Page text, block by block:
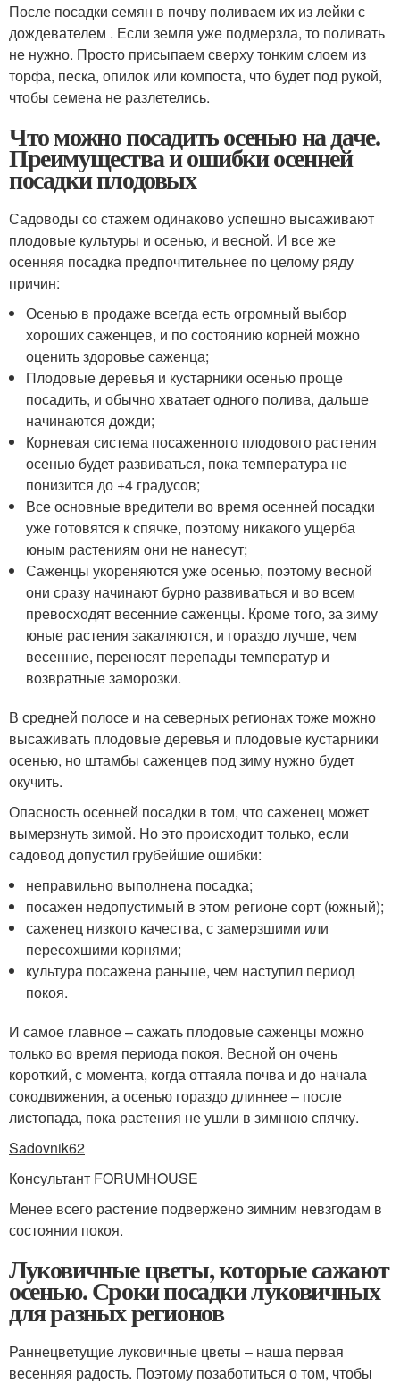
После посадки семян в почву поливаем их из лейки с
дождевателем . Если земля уже подмерзла, то поливать
не нужно. Просто присыпаем сверху тонким слоем из
торфа, песка, опилок или компоста, что будет под рукой,
чтобы семена не разлетелись.
Что можно посадить осенью на даче.
Преимущества и ошибки осенней
посадки плодовых
Садоводы со стажем одинаково успешно высаживают
плодовые культуры и осенью, и весной. И все же
осенняя посадка предпочтительнее по целому ряду
причин:
Осенью в продаже всегда есть огромный выбор
хороших саженцев, и по состоянию корней можно
оценить здоровье саженца;
Плодовые деревья и кустарники осенью проще
посадить, и обычно хватает одного полива, дальше
начинаются дожди;
Корневая система посаженного плодового растения
осенью будет развиваться, пока температура не
понизится до +4 градусов;
Все основные вредители во время осенней посадки
уже готовятся к спячке, поэтому никакого ущерба
юным растениям они не нанесут;
Саженцы укореняются уже осенью, поэтому весной
они сразу начинают бурно развиваться и во всем
превосходят весенние саженцы. Кроме того, за зиму
юные растения закаляются, и гораздо лучше, чем
весенние, переносят перепады температур и
возвратные заморозки.
В средней полосе и на северных регионах тоже можно
высаживать плодовые деревья и плодовые кустарники
осенью, но штамбы саженцев под зиму нужно будет
окучить.
Опасность осенней посадки в том, что саженец может
вымерзнуть зимой. Но это происходит только, если
садовод допустил грубейшие ошибки:
неправильно выполнена посадка;
посажен недопустимый в этом регионе сорт (южный);
саженец низкого качества, с замерзшими или
пересохшими корнями;
культура посажена раньше, чем наступил период
покоя.
И самое главное – сажать плодовые саженцы можно
только во время периода покоя. Весной он очень
короткий, с момента, когда оттаяла почва и до начала
сокодвижения, а осенью гораздо длиннее – после
листопада, пока растения не ушли в зимнюю спячку.
Sadovnik62
Консультант FORUMHOUSE
Менее всего растение подвержено зимним невзгодам в
состоянии покоя.
Луковичные цветы, которые сажают
осенью. Сроки посадки луковичных
для разных регионов
Раннецветущие луковичные цветы – наша первая
весенняя радость. Поэтому позаботиться о том, чтобы